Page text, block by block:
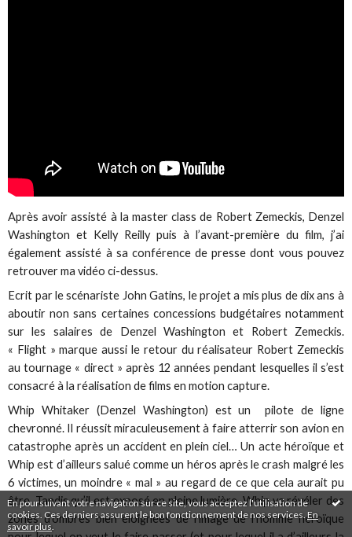
En poursuivant votre navigation sur ce site, vous acceptez l'utilisation de
cookies. Ces derniers assurent le bon fonctionnement de nos services.En
savoir plus.
Après avoir assisté à la master class de Robert Zemeckis, Denzel
Washington et Kelly Reilly puis à l’avant-première du film, j’ai
également assisté à sa conférence de presse dont vous pouvez
retrouver ma vidéo ci-dessus.
Ecrit par le scénariste John Gatins, le projet a mis plus de dix ans à
aboutir non sans certaines concessions budgétaires notamment
sur les salaires de Denzel Washington et Robert Zemeckis.
« Flight » marque aussi le retour du réalisateur Robert Zemeckis
au tournage « direct » après 12 années pendant lesquelles il s’est
consacré à la réalisation de films en motion capture.
Whip Whitaker (Denzel Washington) est un pilote de ligne
chevronné. Il réussit miraculeusement à faire atterrir son avion en
catastrophe après un accident en plein ciel… Un acte héroïque et
Whip est d’ailleurs salué comme un héros après le crash malgré les
6 victimes, un moindre « mal » au regard de ce que cela aurait pu
être. Tandis qu’il est exposé en pleine lumière, Whip va révéler des
zones d’ombres bien éloignées de l’image de l’homme héroïque